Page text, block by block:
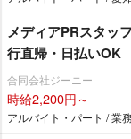
メディアPRスタッ
行直帰・日払いOK
合同会社ジーニー
時給2,200円～
アルバイト・パート / 業